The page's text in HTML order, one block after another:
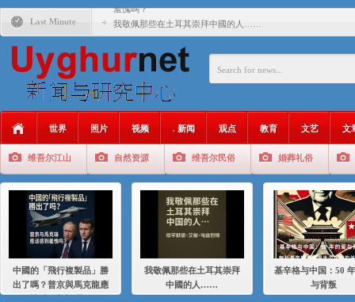
Last Minute
羞愧嗎？
我敬佩那些在土耳其崇拜中國的人……
基辛格与中国：50 年的爱与背叛
年的百年關係
大一统情结使魏京生失去理智 / 伊利夏提
伊利夏提：在自责与内疚中的挣扎
伊利夏提：消失在集中营的红衣女孩
伊利夏提：维吾尔种族灭绝
世界 照片 视频 . 新闻 观点 教育 文艺 文
维吾尔江山 自然资源 维吾尔民俗 婚葬礼俗
中國的「飛行複製品」勝
出了嗎？普京與馬克龍應
我敬佩那些在土耳其崇拜
中國的人……
基辛格与中国：50
与背叛